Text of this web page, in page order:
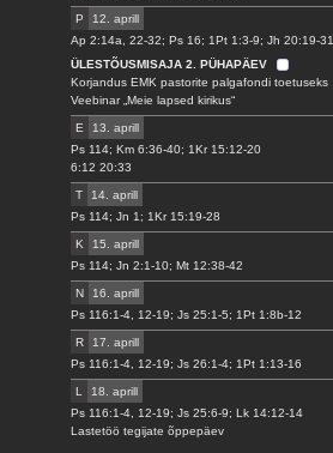
P
12. aprill
Ap 2:14a, 22-32; Ps 16; 1Pt 1:3-9; Jh 20:19-31
ÜLESTÕUSMISAJA 2. PÜHAPÄEV
Korjandus EMK pastorite palgafondi toetuseks
Veebinar „Meie lapsed kirikus“
E
13. aprill
Ps 114; Km 6:36-40; 1Kr 15:12-20
6:12 20:33
T
14. aprill
Ps 114; Jn 1; 1Kr 15:19-28
K
15. aprill
Ps 114; Jn 2:1-10; Mt 12:38-42
N
16. aprill
Ps 116:1-4, 12-19; Js 25:1-5; 1Pt 1:8b-12
R
17. aprill
Ps 116:1-4, 12-19; Js 26:1-4; 1Pt 1:13-16
L
18. aprill
Ps 116:1-4, 12-19; Js 25:6-9; Lk 14:12-14
Lastetöö tegijate õppepäev